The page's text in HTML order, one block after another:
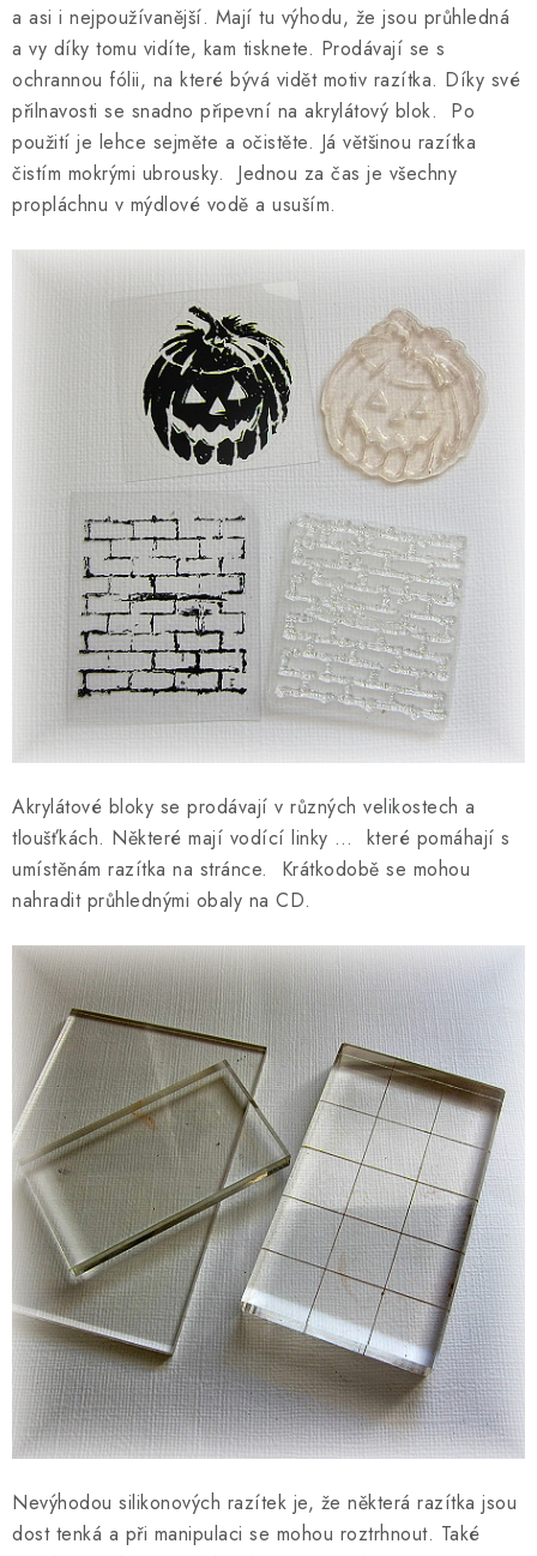
a asi i nejpoužívanější. Mají tu výhodu, že jsou průhledná
a vy díky tomu vidíte, kam tisknete. Prodávají se s
ochrannou fólii, na které bývá vidět motiv razítka. Díky své
přilnavosti se snadno připevní na akrylátový blok. Po
použití je lehce sejměte a očistěte. Já většinou razítka
čistím mokrými ubrousky. Jednou za čas je všechny
propláchnu v mýdlové vodě a usuším.
Akrylátové bloky se prodávají v různých velikostech a
tloušťkách. Některé mají vodící linky … které pomáhají s
umístěnám razítka na stránce. Krátkodobě se mohou
nahradit průhlednými obaly na CD.
Nevýhodou silikonových razítek je, že některá razítka jsou
dost tenká a při manipulaci se mohou roztrhnout. Také